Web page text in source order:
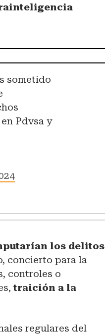
sometido
Pdvsa y
los delitos
concierto para la
controles o
traición a la
regulares del